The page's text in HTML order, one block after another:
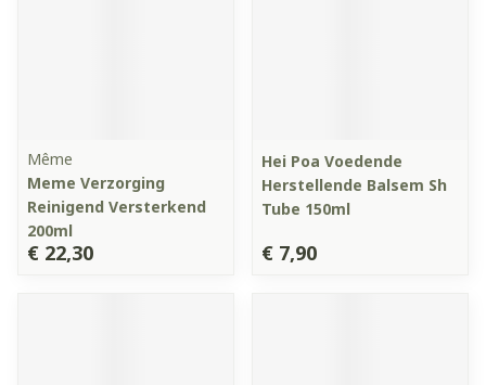
Même
Meme Verzorging
Reinigend Versterkend
200ml
€ 22,30
Hei Poa Voedende
Herstellende Balsem Sh
Tube 150ml
€ 7,90